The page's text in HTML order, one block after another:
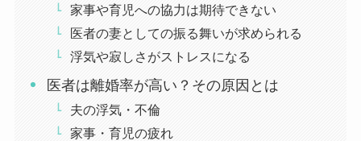
家事や育児への協力は期待できない
医者の妻としての振る舞いが求められる
浮気や寂しさがストレスになる
医者は離婚率が高い？その原因とは
夫の浮気・不倫
家事・育児の疲れ